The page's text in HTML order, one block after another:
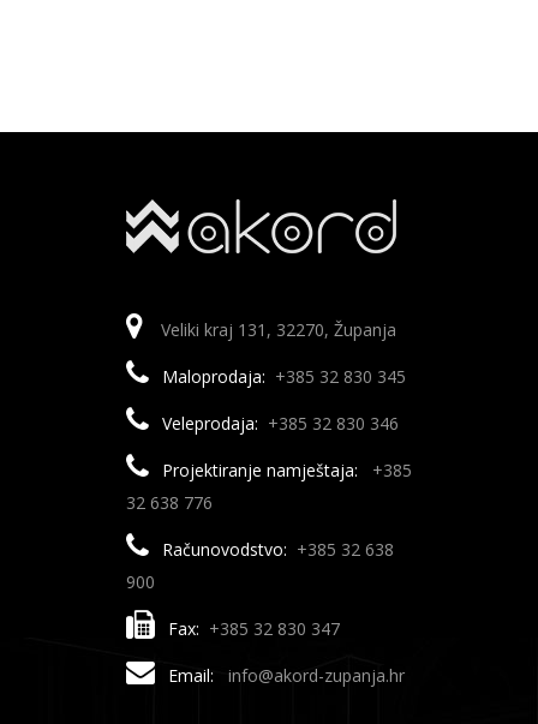
Veliki kraj 131, 32270, Županja
Maloprodaja: +385 32 830 345
Veleprodaja: +385 32 830 346
Projektiranje namještaja:
+385
32 638 776
Računovodstvo: +385 32 638
900
Fax: +385 32 830 347
Email: info@akord-zupanja.hr